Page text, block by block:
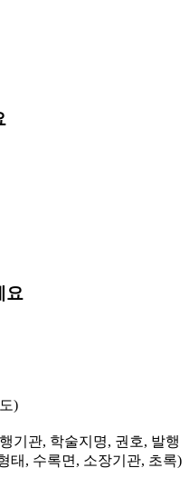
요
)
기관, 학술지명, 권호, 발행
태, 수록면, 소장기관, 초록)